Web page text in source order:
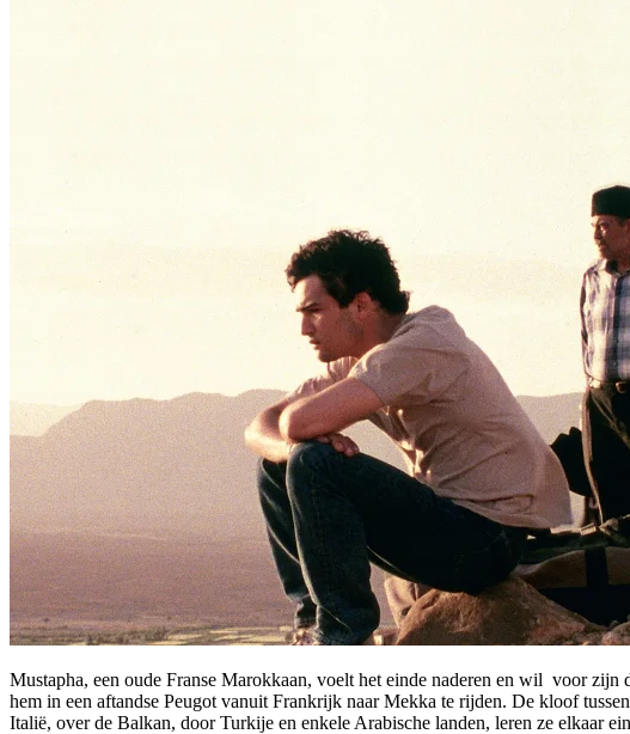
Mustapha, een oude Franse Marokkaan, voelt het einde naderen en wil voor
hem in een aftandse Peugot vanuit Frankrijk naar Mekka te rijden. De kloof
Italië, over de Balkan, door Turkije en enkele Arabische landen, leren ze elkaar